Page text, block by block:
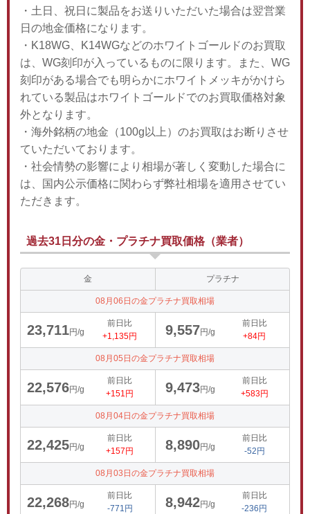
・土日、祝日に製品をお送りいただいた場合は翌営業
日の地金価格になります。
・K18WG、K14WGなどのホワイトゴールドのお買取
は、WG刻印が入っているものに限ります。また、WG
刻印がある場合でも明らかにホワイトメッキがかけら
れている製品はホワイトゴールドでのお買取価格対象
外となります。
・海外銘柄の地金（100g以上）のお買取はお断りさせ
ていただいております。
・社会情勢の影響により相場が著しく変動した場合に
は、国内公示価格に関わらず弊社相場を適用させてい
ただきます。
過去31日分の金・プラチナ買取価格（業者）
金 プラチナ
08月06日の金プラチナ買取相場
23,711円/g
前日比
+1,135円
9,557円/g
前日比
+84円
08月05日の金プラチナ買取相場
22,576円/g
前日比
+151円
9,473円/g
前日比
+583円
08月04日の金プラチナ買取相場
22,425円/g
前日比
+157円
8,890円/g
前日比
-52円
08月03日の金プラチナ買取相場
22,268円/g
前日比
-771円
8,942円/g
前日比
-236円